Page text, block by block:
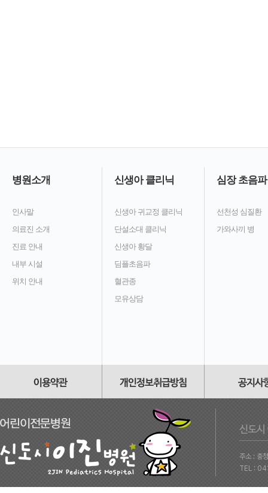
병원소개
인사말
의료진 소개
진료 안내
내부 시설
위치 안내
신생아 클리닉
신생아 귀교정 클리닉
단설소대 클리닉
신생아 황달
딤플초음파
혈관종
모유상담
심장 초음파
선천성 심질환
가와사끼 병
주소 : 충
TEL :